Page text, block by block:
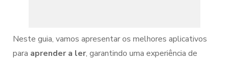
Neste guia, vamos apresentar os melhores aplicativos
para aprender a ler, garantindo uma experiência de